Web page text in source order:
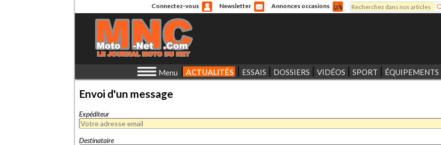
Connectez-vous Newsletter Annonces occasions
Formulaire de
Rechercher
Menu ACTUALITÉS ESSAIS DOSSIERS VIDÉOS SPORT ÉQUIPEMENTS
Envoi d'un message
Expéditeur
Destinataire